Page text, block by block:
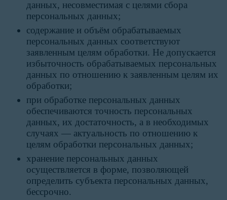
данных, несовместимая с целями сбора
персональных данных;
содержание и объём обрабатываемых
персональных данных соответствуют
заявленным целям обработки. Не допускается
избыточность обрабатываемых персональных
данных по отношению к заявленным целям их
обработки;
при обработке персональных данных
обеспечиваются точность персональных
данных, их достаточность, а в необходимых
случаях — актуальность по отношению к
целям обработки персональных данных;
хранение персональных данных
осуществляется в форме, позволяющей
определить субъекта персональных данных,
бессрочно.